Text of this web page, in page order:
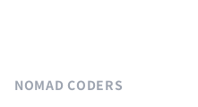
NOMAD CODERS